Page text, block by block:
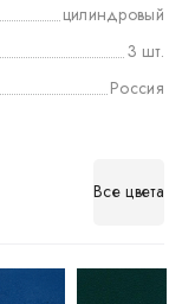
цилиндровый
3 шт.
Россия
Все цвета